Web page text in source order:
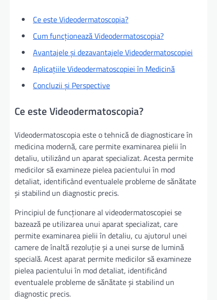
Ce este Videodermatoscopia?
Cum funcționează Videodermatoscopia?
Avantajele și dezavantajele Videodermatoscopiei
Aplicațiile Videodermatoscopiei în Medicină
Concluzii și Perspective
Ce este Videodermatoscopia?
Videodermatoscopia este o tehnică de diagnosticare în
medicina modernă, care permite examinarea pielii în
detaliu, utilizând un aparat specializat. Acesta permite
medicilor să examineze pielea pacientului în mod
detaliat, identificând eventualele probleme de sănătate
și stabilind un diagnostic precis.
Principiul de funcționare al videodermatoscopiei se
bazează pe utilizarea unui aparat specializat, care
permite examinarea pielii în detaliu, cu ajutorul unei
camere de înaltă rezoluție și a unei surse de lumină
specială. Acest aparat permite medicilor să examineze
pielea pacientului în mod detaliat, identificând
eventualele probleme de sănătate și stabilind un
diagnostic precis.